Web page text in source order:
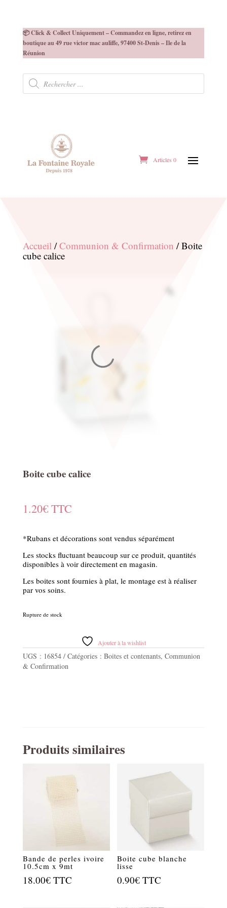
📦 Click & Collect Uniquement – Commandez en ligne, retirez en
boutique au 49 rue victor mac auliffe, 97400 St-Denis – Ile de la
Réunion
Recherche
produits
Articles 0
Accueil/Communion & Confirmation / Boite
cube calice
Boite cube calice
1.20€ TTC
*Rubans et décorations sont vendus séparément
Les stocks fluctuant beaucoup sur ce produit, quantités
disponibles à voir directement en magasin.
Les boites sont fournies à plat, le montage est à réaliser
par vos soins.
Rupture de stock
Ajouter à la wishlist
UGS : 16854 Catégories : Boites et contenants, Communion
& Confirmation
Produits similaires
Bande de perles ivoire
10.5cm x 9mt
18.00€ TTC
Boite cube blanche
lisse
0.90€ TTC